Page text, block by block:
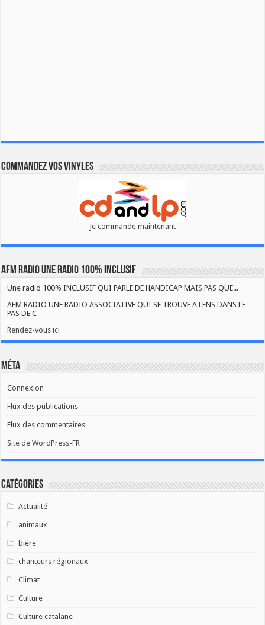
Commandez vos vinyles
Je commande maintenant
AFM RADIO UNE RADIO 100% INCLUSIF
Une radio 100% INCLUSIF QUI PARLE DE HANDICAP MAIS PAS QUE...
AFM RADIO UNE RADIO ASSOCIATIVE QUI SE TROUVE A LENS DANS LE
PAS DE C
Rendez-vous ici
Méta
Connexion
Flux des publications
Flux des commentaires
Site de WordPress-FR
Catégories
Actualité
animaux
bière
chanteurs régionaux
Climat
Culture
Culture catalane